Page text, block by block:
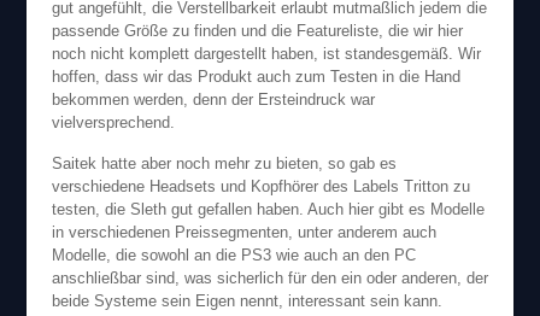
gut angefühlt, die Verstellbarkeit erlaubt mutmaßlich jedem die
passende Größe zu finden und die Featureliste, die wir hier
noch nicht komplett dargestellt haben, ist standesgemäß. Wir
hoffen, dass wir das Produkt auch zum Testen in die Hand
bekommen werden, denn der Ersteindruck war
vielversprechend.
Saitek hatte aber noch mehr zu bieten, so gab es
verschiedene Headsets und Kopfhörer des Labels Tritton zu
testen, die Sleth gut gefallen haben. Auch hier gibt es Modelle
in verschiedenen Preissegmenten, unter anderem auch
Modelle, die sowohl an die PS3 wie auch an den PC
anschließbar sind, was sicherlich für den ein oder anderen, der
beide Systeme sein Eigen nennt, interessant sein kann.